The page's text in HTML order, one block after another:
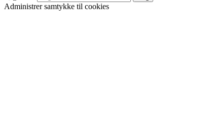
Administrer samtykke til cookies